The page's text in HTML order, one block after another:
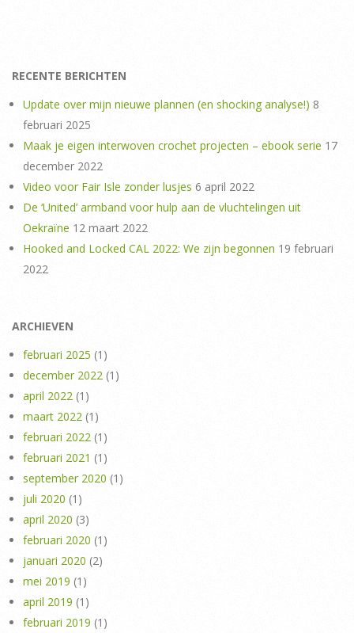
RECENTE BERICHTEN
Update over mijn nieuwe plannen (en shocking analyse!) 8
februari 2025
Maak je eigen interwoven crochet projecten – ebook serie 17
december 2022
Video voor Fair Isle zonder lusjes 6 april 2022
De ‘United’ armband voor hulp aan de vluchtelingen uit
Oekraïne 12 maart 2022
Hooked and Locked CAL 2022: We zijn begonnen 19 februari
2022
ARCHIEVEN
februari 2025 (1)
december 2022 (1)
april 2022 (1)
maart 2022 (1)
februari 2022 (1)
februari 2021 (1)
september 2020 (1)
juli 2020 (1)
april 2020 (3)
februari 2020 (1)
januari 2020 (2)
mei 2019 (1)
april 2019 (1)
februari 2019 (1)